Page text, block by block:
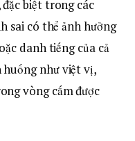
biệt trong các
sai có thể ảnh hưởng
danh tiếng của cả
huống như việt vị,
vòng cấm được